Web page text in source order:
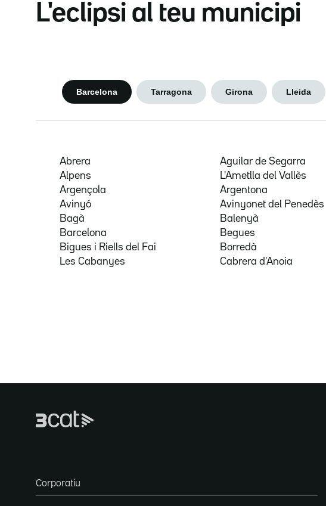
L'eclipsi al teu municipi
Barcelona Tarragona Girona Lleida
Abrera Aguilar de Segarra
Alpens
L'Ametlla del Vallès
Argençola
Argentona
Avinyó
Avinyonet del Penedès
Bagà
Balenyà
Barcelona
Begues
Bigues i Riells del Fai
Borredà
Les Cabanyes
Cabrera d'Anoia
Corporatiu